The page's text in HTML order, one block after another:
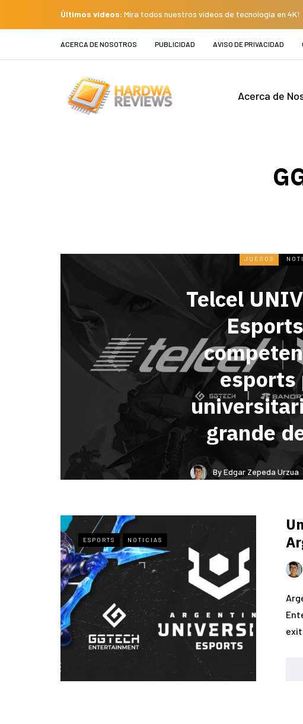
Últimos videos: Mira todos nuestros videos de tecnología en 4K!
ACERCA DE NOSOTROS PUBLICIDAD AVISO DE PRIVACIDAD
Acerca de
JUEGOS
Telcel
esports
grande
ByEdgar Zepeda Urzua
ESPORTS NOTICIAS